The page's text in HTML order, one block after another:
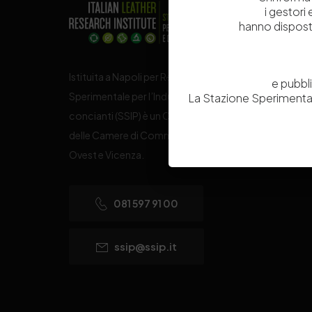
Istituita a Napoli per Regio Decreto nel 1885, la
Sperimentale per l’Industria delle Pelli e delle materie
concianti (SSIP) è un Organismo di Ricerca Nazionale
delle Camere di Commercio di Napoli, Toscana Nord-
Ovest e Vicenza.
081 597 91 00
ssip@ssip.it
i gestori
hanno
e
La Stazione